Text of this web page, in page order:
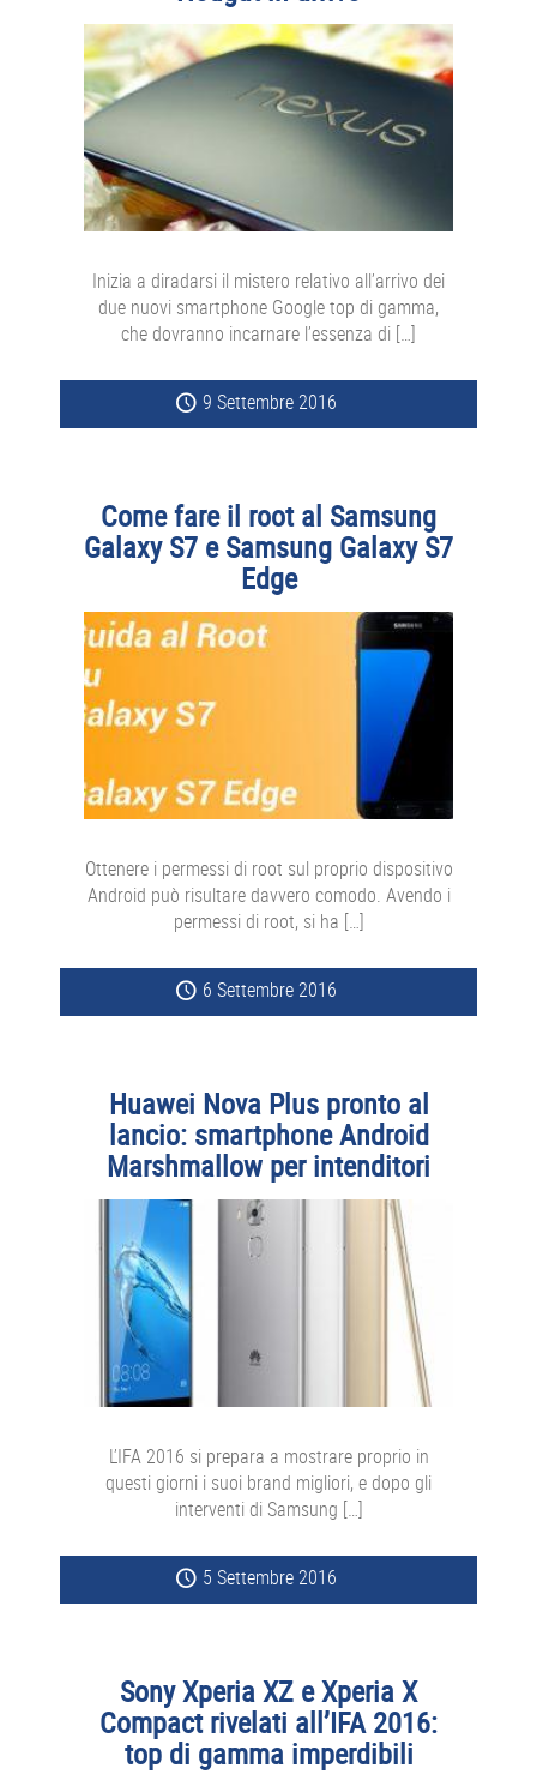
Inizia a diradarsi il mistero relativo all’arrivo dei
due nuovi smartphone Google top di gamma,
che dovranno incarnare l’essenza di […]
9 Settembre 2016
Come fare il root al Samsung
Galaxy S7 e Samsung Galaxy S7
Edge
Ottenere i permessi di root sul proprio dispositivo
Android può risultare davvero comodo. Avendo i
permessi di root, si ha […]
6 Settembre 2016
Huawei Nova Plus pronto al
lancio: smartphone Android
Marshmallow per intenditori
L’IFA 2016 si prepara a mostrare proprio in
questi giorni i suoi brand migliori, e dopo gli
interventi di Samsung […]
5 Settembre 2016
Sony Xperia XZ e Xperia X
Compact rivelati all’IFA 2016:
top di gamma imperdibili